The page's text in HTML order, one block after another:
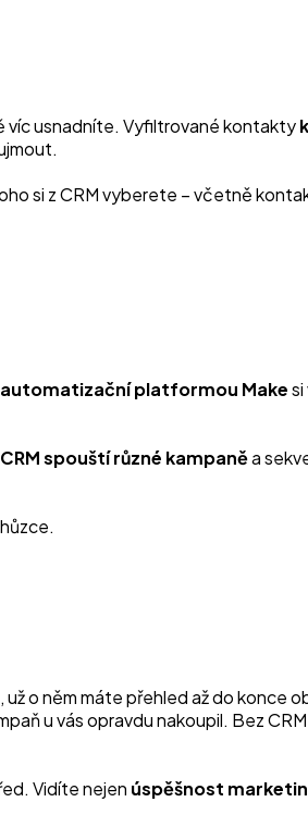
víc usnadníte. Vyfiltrované kontakty
si z CRM vyberete – včetně
platformou Make
spouští různé kampaněa
o něm máte přehled až do konce
u vás opravdu nakoupil. Bez
Vidíte nejen úspěšnost